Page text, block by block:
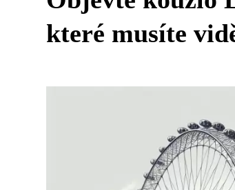
které musíte